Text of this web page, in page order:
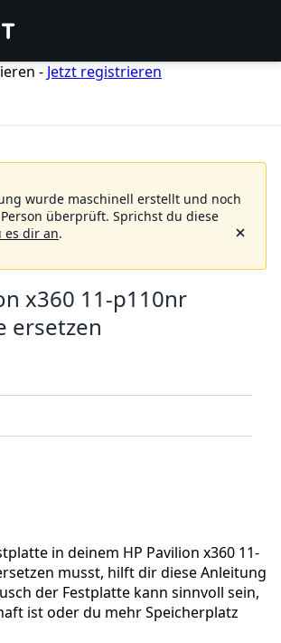
- Jetzt registrieren
wurde maschinell erstellt und noch
überprüft. Sprichst du diese
es dir an.
x360 11-p110nr
ersetzen
in deinem HP Pavilion x360 11-
musst, hilft dir diese Anleitung
der Festplatte kann sinnvoll sein,
ist oder du mehr Speicherplatz